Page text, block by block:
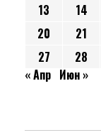
13
14
20
21
27
28
« Апр Июн »